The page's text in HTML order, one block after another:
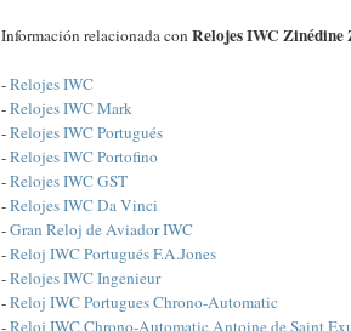
Información relacionada con Relojes IWC Zinédine
-Relojes IWC
-Relojes IWC Mark
-Relojes IWC Portugués
-Relojes IWC Portofino
-Relojes IWC GST
-Relojes IWC Da Vinci
-Gran Reloj de Aviador IWC
-Reloj IWC Portugués F.A.Jones
-Relojes IWC Ingenieur
-Reloj IWC Portugues Chrono-Automatic
-Reloj IWC Chrono-Automatic Antoine de Saint